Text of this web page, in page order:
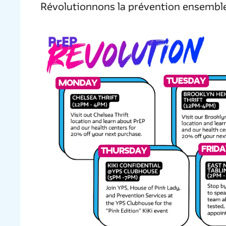
Révolutionnons la prévention